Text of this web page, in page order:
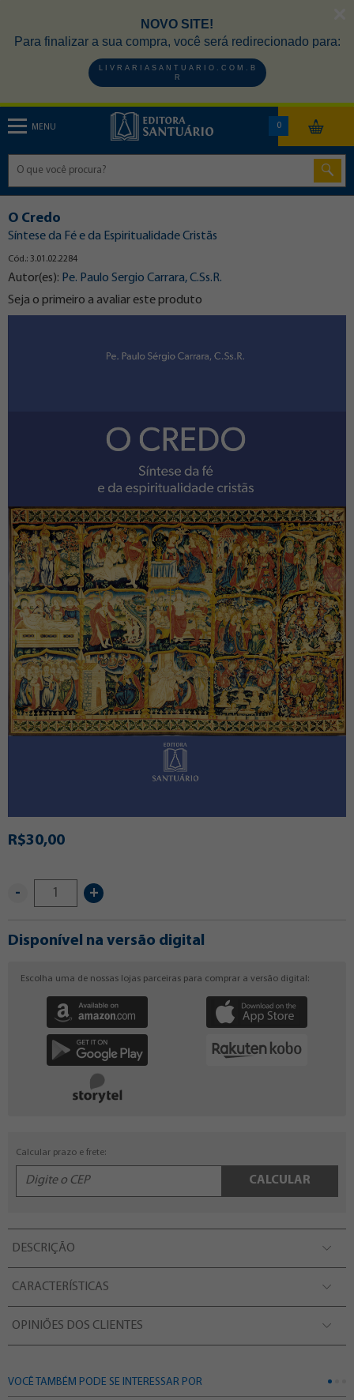
NOVO SITE!
Para finalizar a sua compra, você será redirecionado para:
L I V R A R I A S A N T U A R I O . C O M . B
R
MENU 0
O Credo
Síntese da Fé e da Espiritualidade Cristãs
Cód.: 3.01.02.2284
Autor(es): Pe. Paulo Sergio Carrara, C.Ss.R.
Seja o primeiro a avaliar este produto
R$30,00
- +
Disponível na versão digital
Escolha uma de nossas lojas parceiras para comprar a versão digital:
Calcular prazo e frete:
CALCULAR
DESCRIÇÃO
CARACTERÍSTICAS
OPINIÕES DOS CLIENTES
VOCÊ TAMBÉM PODE SE INTERESSAR POR